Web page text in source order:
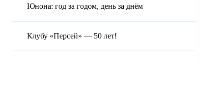
Юнона: год за годом, день за днём
Клубу «Персей» — 50 лет!